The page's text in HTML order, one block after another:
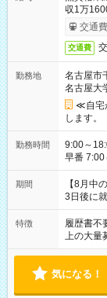
収1万
交通
交通費
勤務地
名古屋市
名古屋大
≪自宅
します。
勤務時間
9:00～18:00（休憩60
早番 7:00
と休みを
「でき
ね。 ※Wワーク希望の方へ 今ご覧のお仕事で希望する勤務時間
と、もう
合は応募
期間
【8月中
3日後に
特徴 履歴書不
上の大量
気になる！